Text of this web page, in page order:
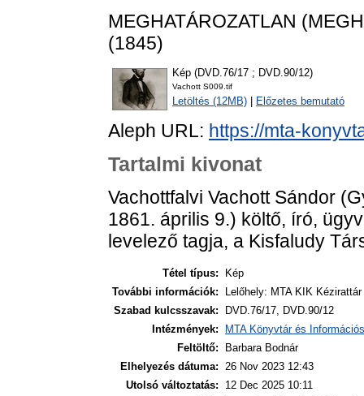
MEGHATÁROZATLAN
(1845)
Kép (DVD.76/17 ; DVD.90/12)
Vachott S009.tif
Letöltés (12MB) Előzetes bemutató
Aleph URL: https://mta-
Tartalmi kivonat
Vachottfalvi Vachott Sándor
1861. április 9.) költő, író,
levelező tagja, a Kisfaludy
Tétel típus:
Kép
További információk:
Lelőhely: MTA KIK
Szabad kulcsszavak:
DVD.76/17, DVD.90/12
Intézmények:
MTA Könyvtár és
Feltöltő:
Barbara Bodnár
Elhelyezés dátuma:
26 Nov 2023 12:43
Utolsó változtatás:
12 Dec 2025 10:11